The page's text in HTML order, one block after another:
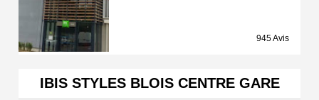
945 Avis
IBIS STYLES BLOIS CENTRE GARE